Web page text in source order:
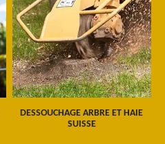
DESSOUCHAGE ARBRE ET HAIE
SUISSE